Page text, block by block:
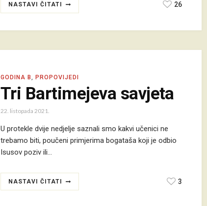
NASTAVI ČITATI 26
GODINA B, PROPOVIJEDI
Tri Bartimejeva savjeta
22. listopada 2021.
U protekle dvije nedjelje saznali smo kakvi učenici ne
trebamo biti, poučeni primjerima bogataša koji je odbio
Isusov poziv ili…
NASTAVI ČITATI 3